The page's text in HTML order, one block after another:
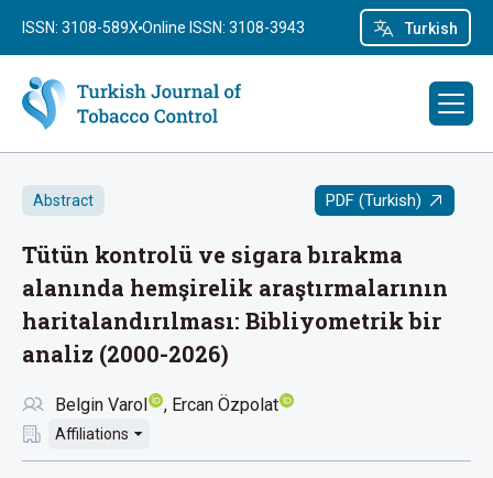
Turkish
ISSN: 3108-589X Online ISSN: 3108-3943
Abstract PDF (Turkish)
Tütün kontrolü ve sigara bırakma
alanında hemşirelik araştırmalarının
haritalandırılması: Bibliyometrik bir
analiz (2000-2026)
Belgin Varol Ercan Özpolat
Affiliations